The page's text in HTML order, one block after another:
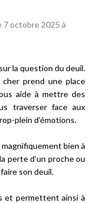
7 octobre 2025 à
la question du deuil.
prend une place
aide à mettre des
traverser face aux
plein d’émotions.
bien à
perte d’un proche ou
son deuil.
et permettent ainsi à